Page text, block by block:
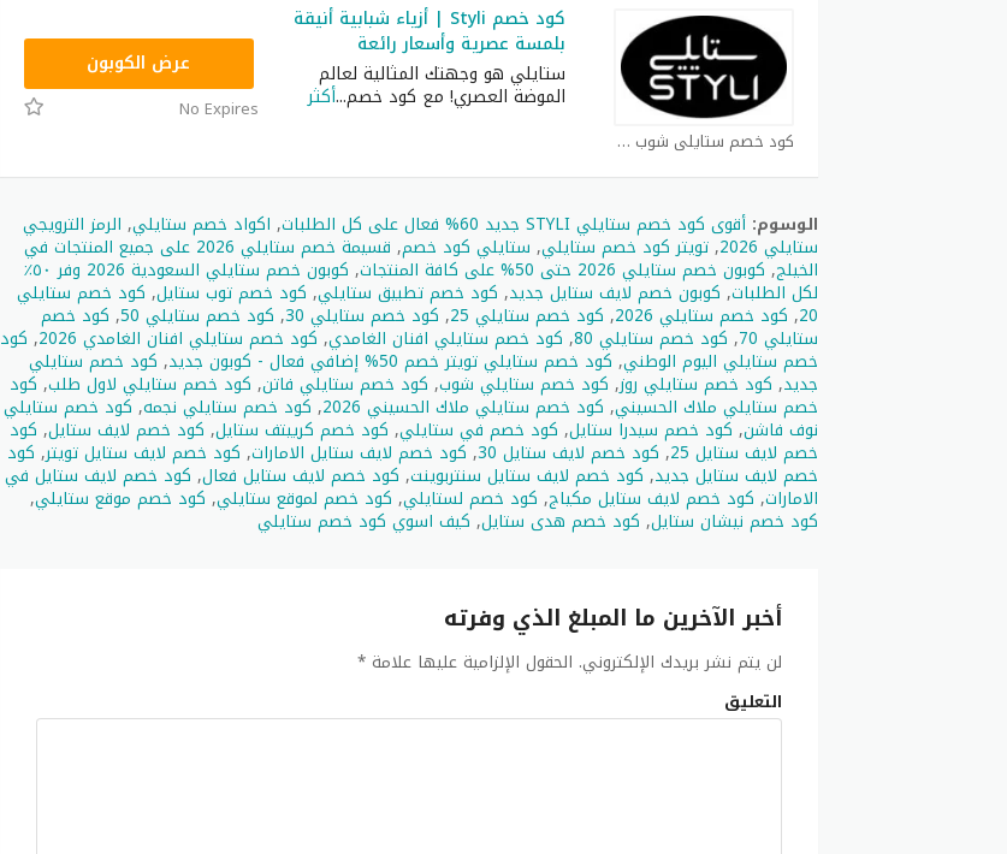
كود خصم ستايلي شوب كوبون
كود خصم Styli | أزياء شبابية أنيقة
بلمسة عصرية وأسعار رائعة
ستايلي هو وجهتك المثالية لعالم
الموضة العصري! مع كود خصم...أكثر
عرض الكوبون
No Expires
الوسوم: أقوى كود خصم ستايلي STYLI جديد 60% فعال على كل الطلبات , اكواد خصم ستايلي, الرمز الترويجي
ستايلي 2026 , تويتر كود خصم ستايلي, ستايلي كود خصم, قسيمة خصم ستايلي 2026 على جميع المنتجات في
الخيلج, كوبون خصم ستايلي 2026 حتى 50% على كافة المنتجات , كوبون خصم ستايلي السعودية 2026 وفر ٥٠٪
لكل الطلبات, كوبون خصم لايف ستايل جديد, كود خصم تطبيق ستايلي, كود خصم توب ستايل, كود خصم ستايلي
20
, كود خصم ستايلي 2026 , كود خصم ستايلي 25 , كود خصم ستايلي 30 , كود خصم ستايلي 50 , كود خصم
ستايلي 70 , كود خصم ستايلي 80 , كود خصم ستايلي افنان الغامدي, كود خصم ستايلي افنان الغامدي 2026 , كود
خصم ستايلي اليوم الوطني, كود خصم ستايلي تويتر خصم 50% إضافي فعال - كوبون جديد , كود خصم ستايلي
جديد, كود خصم ستايلي روز, كود خصم ستايلي شوب, كود خصم ستايلي فاتن, كود خصم ستايلي لاول طلب, كود
خصم ستايلي ملاك الحسيني, كود خصم ستايلي ملاك الحسيني 2026 , كود خصم ستايلي نجمه, كود خصم ستايلي
نوف فاشن, كود خصم سيدرا ستايل, كود خصم في ستايلي, كود خصم كرييتف ستايل, كود خصم لايف ستايل, كود
خصم لايف ستايل 25 , كود خصم لايف ستايل 30 , كود خصم لايف ستايل الامارات, كود خصم لايف ستايل تويتر, كود
خصم لايف ستايل جديد, كود خصم لايف ستايل سنتربوينت, كود خصم لايف ستايل فعال, كود خصم لايف ستايل في
الامارات, كود خصم لايف ستايل مكياج, كود خصم لستايلي, كود خصم لموقع ستايلي, كود خصم موقع ستايلي,
كود خصم نيشان ستايل, كود خصم هدى ستايل, كيف اسوي كود خصم ستايلي
أخبر الآخرين ما المبلغ الذي وفرته
لن يتم نشر بريدك الإلكتروني. الحقول الإلزامية عليها علامة *
التعليق